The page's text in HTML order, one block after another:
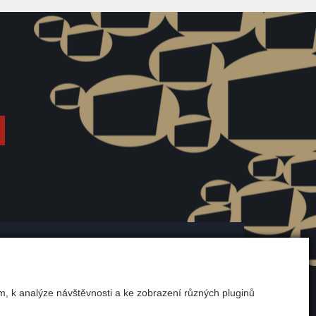
k analýze návštěvnosti a ke zobrazení různých pluginů